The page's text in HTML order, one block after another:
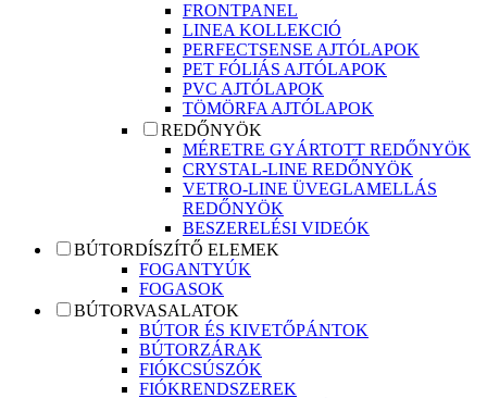
FRONTPANEL
LINEA KOLLEKCIÓ
PERFECTSENSE AJTÓLAPOK
PET FÓLIÁS AJTÓLAPOK
PVC AJTÓLAPOK
TÖMÖRFA AJTÓLAPOK
REDŐNYÖK
MÉRETRE GYÁRTOTT REDŐNYÖK
CRYSTAL-LINE REDŐNYÖK
VETRO-LINE ÜVEGLAMELLÁS
REDŐNYÖK
BESZERELÉSI VIDEÓK
BÚTORDÍSZÍTŐ ELEMEK
FOGANTYÚK
FOGASOK
BÚTORVASALATOK
BÚTOR ÉS KIVETŐPÁNTOK
BÚTORZÁRAK
FIÓKCSÚSZÓK
FIÓKRENDSZEREK